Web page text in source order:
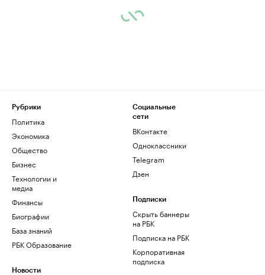
Рубрики
Политика
Экономика
Общество
Бизнес
Технологии и
медиа
Финансы
Биографии
База знаний
РБК Образование
Новости
Социальные
сети
ВКонтакте
Одноклассники
Telegram
Дзен
Подписки
Скрыть баннеры
на РБК
Подписка на РБК
Корпоративная
подписка